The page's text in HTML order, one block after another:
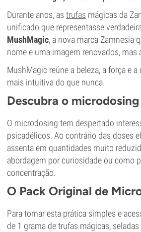
Durante anos, as trufas mágicas da
unificado que representasse
MushMagic, a nova marca Zamnesia
nome e uma imagem renovados,
MushMagic reúne a beleza, a força e
mais intuitiva do que nunca.
Descubra o
O microdosing tem despertado
psicadélicos. Ao contrário das doses
assenta em quantidades muito
abordagem por curiosidade ou como
concentração.
O Pack Original de
Para tornar esta prática simples e
de 1 grama de trufas mágicas,